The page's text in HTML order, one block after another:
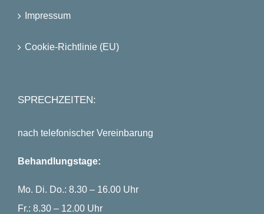
Impressum
Cookie-Richtlinie (EU)
SPRECHZEITEN:
nach telefonischer Vereinbarung
Behandlungstage:
Mo. Di. Do.: 8.30 – 16.00 Uhr
Fr.: 8.30 – 12.00 Uhr